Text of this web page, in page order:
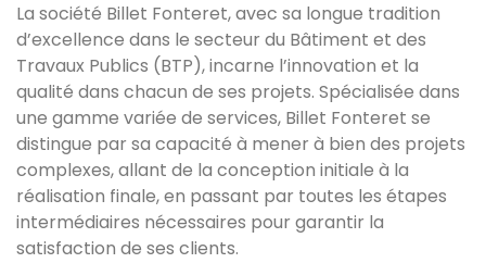
La société Billet Fonteret, avec sa longue tradition
d’excellence dans le secteur du Bâtiment et des
Travaux Publics (BTP), incarne l’innovation et la
qualité dans chacun de ses projets. Spécialisée dans
une gamme variée de services, Billet Fonteret se
distingue par sa capacité à mener à bien des projets
complexes, allant de la conception initiale à la
réalisation finale, en passant par toutes les étapes
intermédiaires nécessaires pour garantir la
satisfaction de ses clients.